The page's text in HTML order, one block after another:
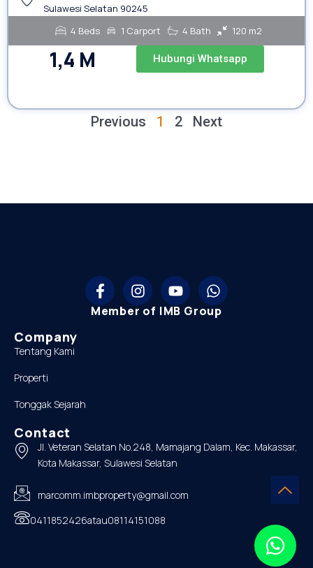
Sulawesi Selatan 90245
4 Beds
1 Carport 4 Bath 120 m2
1,4 M Hubungi Whatsapp
Previous 1 2 Next
Member of IMB Group
Company
Tentang Kami
Properti
Tonggak Sejarah
Contact
Jl. Veteran Selatan No.248, Mamajang Dalam, Kec. Makassar,
Kota Makassar, Sulawesi Selatan
marcomm.imbproperty@gmail.com
0411852426atau08114151088